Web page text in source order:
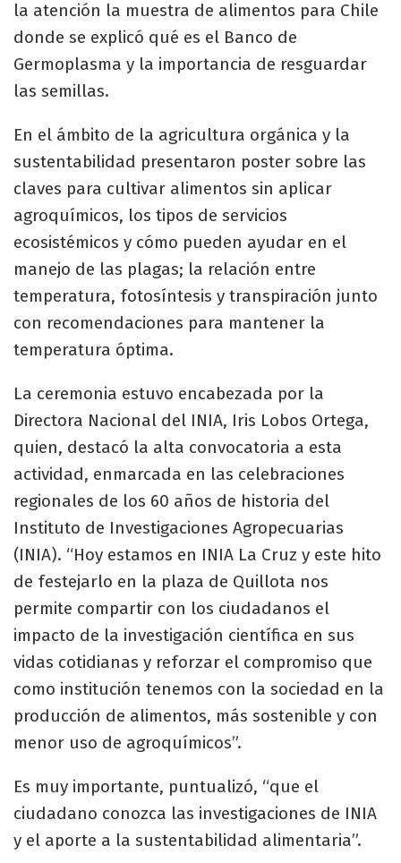
la atención la muestra de alimentos para Chile
donde se explicó qué es el Banco de
Germoplasma y la importancia de resguardar
las semillas.
En el ámbito de la agricultura orgánica y la
sustentabilidad presentaron poster sobre las
claves para cultivar alimentos sin aplicar
agroquímicos, los tipos de servicios
ecosistémicos y cómo pueden ayudar en el
manejo de las plagas; la relación entre
temperatura, fotosíntesis y transpiración junto
con recomendaciones para mantener la
temperatura óptima.
La ceremonia estuvo encabezada por la
Directora Nacional del INIA, Iris Lobos Ortega,
quien, destacó la alta convocatoria a esta
actividad, enmarcada en las celebraciones
regionales de los 60 años de historia del
Instituto de Investigaciones Agropecuarias
(INIA). “Hoy estamos en INIA La Cruz y este hito
de festejarlo en la plaza de Quillota nos
permite compartir con los ciudadanos el
impacto de la investigación científica en sus
vidas cotidianas y reforzar el compromiso que
como institución tenemos con la sociedad en la
producción de alimentos, más sostenible y con
menor uso de agroquímicos”.
Es muy importante, puntualizó, “que el
ciudadano conozca las investigaciones de INIA
y el aporte a la sustentabilidad alimentaria”.